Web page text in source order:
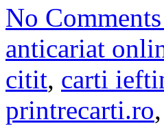
No
anticariat
citit, carti
printrecarti.ro,